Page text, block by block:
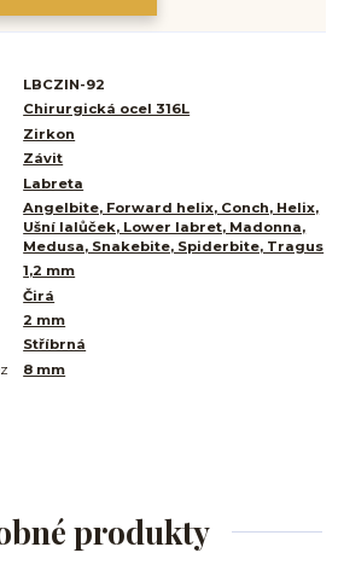
LBCZIN-92
Chirurgická ocel 316L
Zirkon
Závit
Labreta
Angelbite, Forward helix, Conch, Helix,
Ušní lalůček, Lower labret, Madonna,
Medusa, Snakebite, Spiderbite, Tragus
1,2 mm
Čirá
2 mm
Stříbrná
8 mm
produkty